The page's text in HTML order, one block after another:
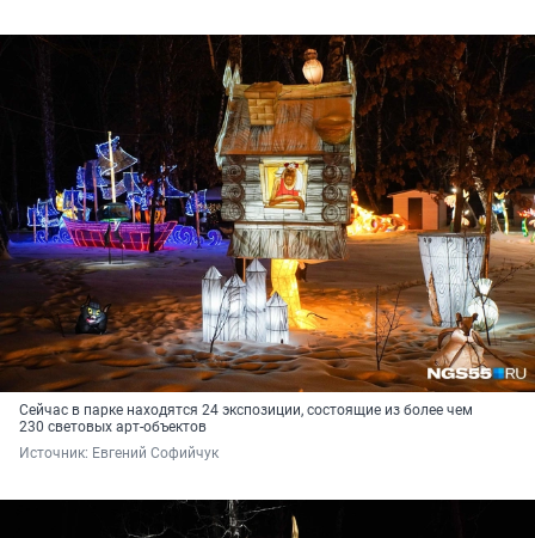
Сейчас в парке находятся 24 экспозиции, состоящие из более чем
230 световых арт-объектов
Источник: Евгений Софийчук